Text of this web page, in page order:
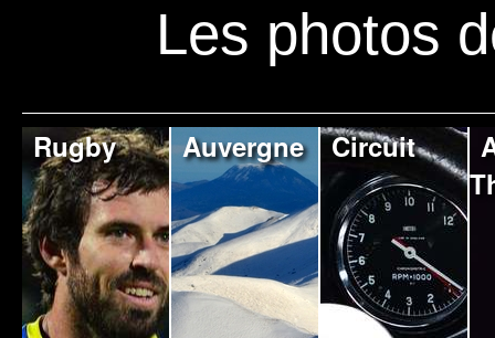
Les photos
Rugby Auvergne Circuit